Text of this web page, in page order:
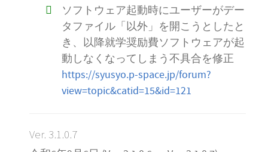
ソフトウェア起動時にユーザーがデー
タファイル「以外」を開こうとしたと
き、以降就学奨励費ソフトウェアが起
動しなくなってしまう不具合を修正
https://syusyo.p-space.jp/forum?
view=topic&catid=15&id=121
Ver. 3.1.0.7